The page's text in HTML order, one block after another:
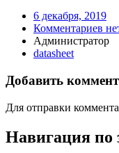
6 декабря, 2019
Комментариев
Администратор
datasheet
Добавить
Для отправки
Навигация по